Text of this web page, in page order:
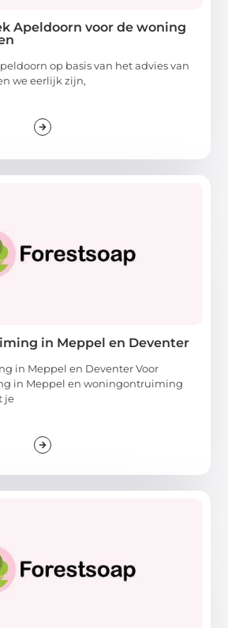
Apeldoorn voor de woning
op basis van het advies van
we eerlijk zijn,
in Meppel en Deventer
in Meppel en Deventer Voor
in Meppel en woningontruiming
je